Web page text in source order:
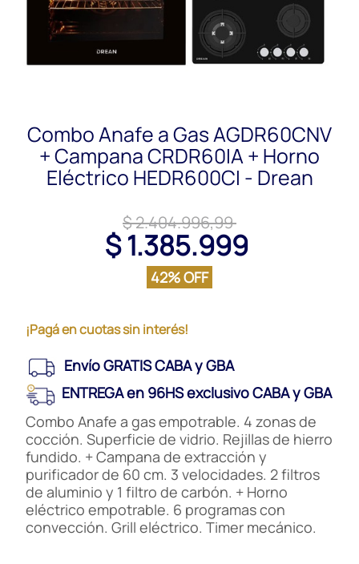
Combo Anafe a Gas AGDR60CNV
+ Campana CRDR60IA + Horno
Eléctrico HEDR600CI - Drean
$ 2.404.996,99
$ 1.385.999
42% OFF
¡Pagá en cuotas sin interés!
Envío GRATIS CABA y GBA
ENTREGA en 96HS exclusivo CABA y GBA
Combo Anafe a gas empotrable. 4 zonas de
cocción. Superficie de vidrio. Rejillas de hierro
fundido. + Campana de extracción y
purificador de 60 cm. 3 velocidades. 2 filtros
de aluminio y 1 filtro de carbón. + Horno
eléctrico empotrable. 6 programas con
convección. Grill eléctrico. Timer mecánico.